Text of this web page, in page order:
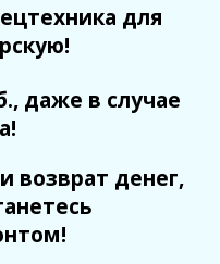
для
даже в случае
возврат денег,